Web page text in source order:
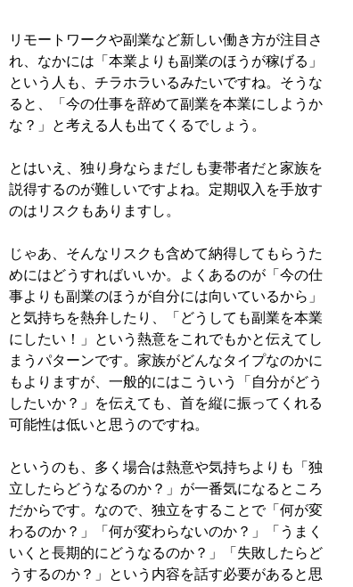
リモートワークや副業など新しい働き方が注目さ
れ、なかには「本業よりも副業のほうが稼げる」
という人も、チラホラいるみたいですね。そうな
ると、「今の仕事を辞めて副業を本業にしようか
な？」と考える人も出てくるでしょう。
とはいえ、独り身ならまだしも妻帯者だと家族を
説得するのが難しいですよね。定期収入を手放す
のはリスクもありますし。
じゃあ、そんなリスクも含めて納得してもらうた
めにはどうすればいいか。よくあるのが「今の仕
事よりも副業のほうが自分には向いているから」
と気持ちを熱弁したり、「どうしても副業を本業
にしたい！」という熱意をこれでもかと伝えてし
まうパターンです。家族がどんなタイプなのかに
もよりますが、一般的にはこういう「自分がどう
したいか？」を伝えても、首を縦に振ってくれる
可能性は低いと思うのですね。
というのも、多く場合は熱意や気持ちよりも「独
立したらどうなるのか？」が一番気になるところ
だからです。なので、独立をすることで「何が変
わるのか？」「何が変わらないのか？」「うまく
いくと長期的にどうなるのか？」「失敗したらど
うするのか？」という内容を話す必要があると思